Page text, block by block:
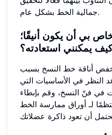
جمالية الخط بشكل عام.
بي أن يكون أنيقًا؛
يمكنني استعادته؟
أناقة خط النسخ بسبب
النظر في الأساسيات التي
في فنّ النسخ، وقم بإبطاء
لـ أوراق ممارسة الخط